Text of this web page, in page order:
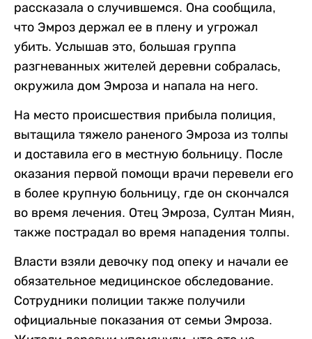
рассказала о случившемся. Она сообщила,
что Эмроз держал ее в плену и угрожал
убить. Услышав это, большая группа
разгневанных жителей деревни собралась,
окружила дом Эмроза и напала на него.
На место происшествия прибыла полиция,
вытащила тяжело раненого Эмроза из толпы
и доставила его в местную больницу. После
оказания первой помощи врачи перевели его
в более крупную больницу, где он скончался
во время лечения. Отец Эмроза, Султан Миян,
также пострадал во время нападения толпы.
Власти взяли девочку под опеку и начали ее
обязательное медицинское обследование.
Сотрудники полиции также получили
официальные показания от семьи Эмроза.